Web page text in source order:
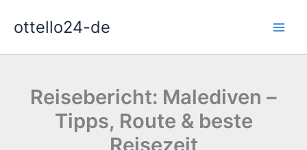
Inhaltottello24-de
Reisebericht: Malediven –
Tipps, Route & beste
Reisezeit